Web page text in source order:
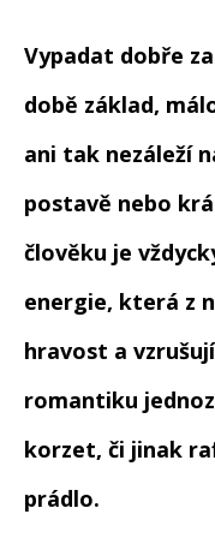
Vypadat dobře
době základ,
ani tak nezáleží
postavě nebo
člověku je
energie, která z
hravost a
romantiku
korzet, či jinak
prádlo.